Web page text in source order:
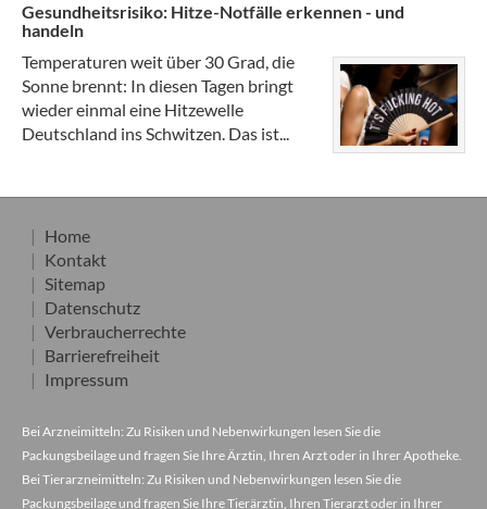
Gesundheitsrisiko: Hitze-Notfälle erkennen - und
handeln
Temperaturen weit über 30 Grad, die
Sonne brennt: In diesen Tagen bringt
wieder einmal eine Hitzewelle
Deutschland ins Schwitzen. Das ist...
Home
Kontakt
Sitemap
Datenschutz
Verbraucherrechte
Barrierefreiheit
Impressum
Bei Arzneimitteln: Zu Risiken und Nebenwirkungen lesen Sie die
Packungsbeilage und fragen Sie Ihre Ärztin, Ihren Arzt oder in Ihrer Apotheke.
Bei Tierarzneimitteln: Zu Risiken und Nebenwirkungen lesen Sie die
Packungsbeilage und fragen Sie Ihre Tierärztin, Ihren Tierarzt oder in Ihrer